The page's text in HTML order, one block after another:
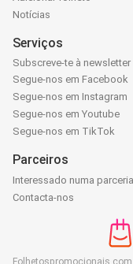
Notícias
Serviços
Subscreve-te à newsletter
Segue-nos em Facebook
Segue-nos em Instagram
Segue-nos em Youtube
Segue-nos em TikTok
Parceiros
Interessado numa
Contacta-nos